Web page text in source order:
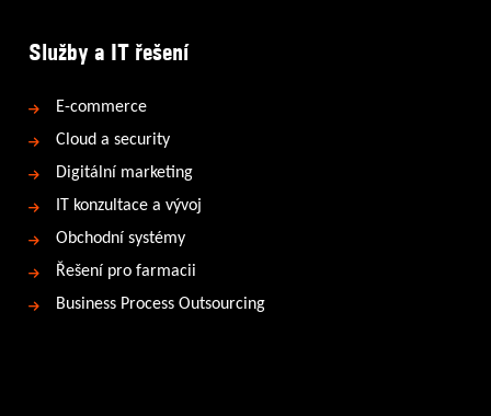
Služby a IT řešení
E-commerce
Cloud a security
Digitální marketing
IT konzultace a vývoj
Obchodní systémy
Řešení pro farmacii
Business Process Outsourcing